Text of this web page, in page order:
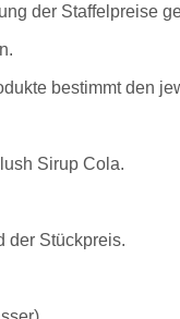
der Staffelpreise
bestimmt den
Sirup Cola.
der Stückpreis.